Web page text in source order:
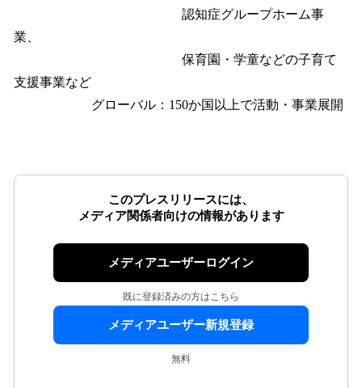
認知症グループホーム事
業、
保育園・学童などの子育て
支援事業など
グローバル：150か国以上で活動・事業展開
このプレスリリースには、
メディア関係者向けの情報があります
メディアユーザーログイン
既に登録済みの方はこちら
メディアユーザー新規登録
無料